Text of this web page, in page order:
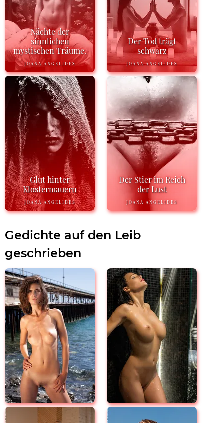
Nächte der
sinnlichen
mystischen Träume.
JOANA ANGELIDES
Der Tod trägt
schwarz
JOANA ANGELIDES
Glut hinter
Klostermauern
JOANA ANGELIDES
Der Stier im Reich
der Lust
JOANA ANGELIDES
Gedichte auf den Leib
geschrieben